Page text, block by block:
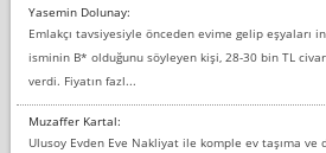
Yasemin Dolunay:
Emlakçı tavsiyesiyle önceden evime gelip eşyaları
isminin B* olduğunu söyleyen kişi, 28-30 bin TL
verdi. Fiyatın fazl...
Muzaffer Kartal:
Ulusoy Evden Eve Nakliyat ile komple ev taşıma ve